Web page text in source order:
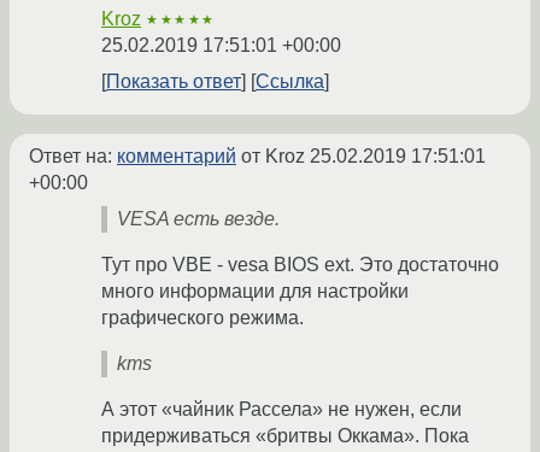
Kroz ★★★★★
25.02.2019 17:51:01 +00:00
Показать ответ
Ссылка
Ответ на: комментарий от Kroz 25.02.2019 17:51:01
+00:00
VESA есть везде.
Тут про VBE - vesa BIOS ext. Это достаточно
много информации для настройки
графического режима.
kms
А этот «чайник Рассела» не нужен, если
придерживаться «бритвы Оккама». Пока